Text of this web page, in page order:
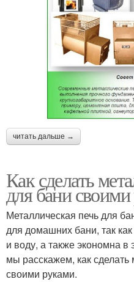
читать дальше →
Как сделать
для бани
Металлическая печь для
для домашних бани, так
и воду, а также экономна в
мы расскажем, как
своими руками.